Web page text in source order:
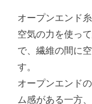
オープンエンド
空気の力を使っ
で、繊維の間に
す。
オープンエンド
ム感がある一方